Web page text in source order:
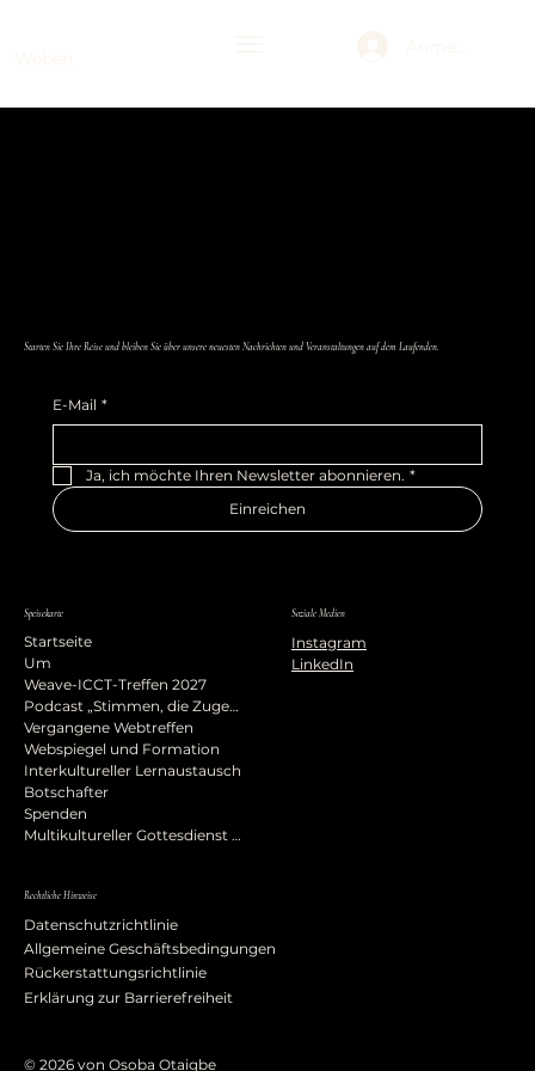
Starten Sie Ihre Reise und bleiben Sie über unsere neuesten Nachrichten und Veranstaltungen auf dem Laufenden.
E-Mail *
Ja, ich möchte Ihren Newsletter abonnieren. *
Einreichen
Speisekarte
Startseite
Um
Weave-ICCT-Treffen 2027
Podcast „Stimmen, die Zugehörigkeit prägen“
Vergangene Webtreffen
Webspiegel und Formation
Interkultureller Lernaustausch
Botschafter
Spenden
Multikultureller Gottesdienst zur Himmelfahrt
Rechtliche Hinweise
Datenschutzrichtlinie
Allgemeine Geschäftsbedingungen
Rückerstattungsrichtlinie
Erklärung zur Barrierefreiheit
Soziale Medien
Instagram
LinkedIn
© 2026 von Osoba Otaigbe